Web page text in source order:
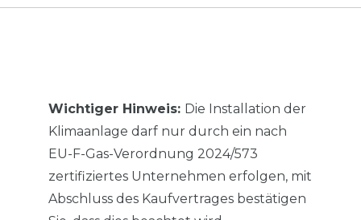
Wichtiger Hinweis: Die Installation der
Klimaanlage darf nur durch ein nach
EU-F-Gas-Verordnung 2024/573
zertifiziertes Unternehmen erfolgen, mit
Abschluss des Kaufvertrages bestätigen